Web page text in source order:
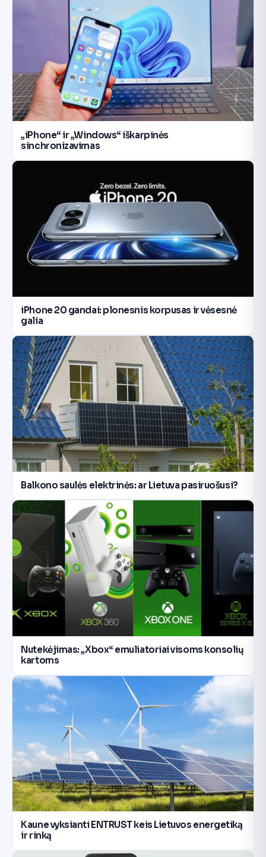
„iPhone“ ir „Windows“ iškarpinės
sinchronizavimas
iPhone 20 gandai: plonesnis korpusas ir vėsesnė
galia
Balkono saulės elektrinės: ar Lietuva pasiruošusi?
Nutekėjimas: „Xbox“ emuliatoriai visoms konsolių
kartoms
Kaune vyksianti ENTRUST keis Lietuvos energetiką
ir rinką